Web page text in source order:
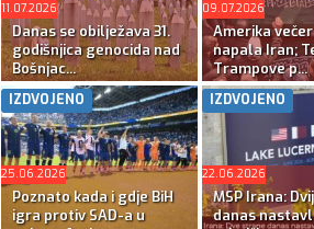
11.07.2026
Danas se obilježava 31.
godišnjica genocida nad
Bošnjac...
09.07.2026
Amerika
napala Iran;
Trampove p...
IZDVOJENO
25.06.2026
Poznato kada i gdje BiH
igra protiv SAD-a u
IZDVOJENO
22.06.2026
MSP Irana:
danas